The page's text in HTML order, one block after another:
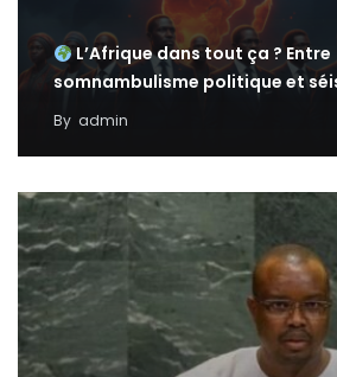
L’Afrique dans tout ça ? Entre
somnambulisme politique et
By admin